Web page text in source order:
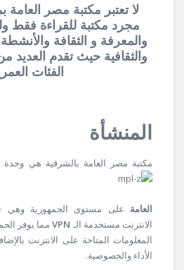
لا تعتبر مكتبة مصر
مجرد مكتبة للقراءة فقط
والمعرفة و الثقافة والأنشطة
والثقافية حيث تقدم العديد
الفئات
المنشأة
مكتبة مصر العامة بالشرقية هي وحدة
العامة على مستوى الجمهورية وهي
الانترنت مستخدمة الـ VPNمما يوفر
المعلومات المتاحة على الانترنت
الأداء والخصوصية.